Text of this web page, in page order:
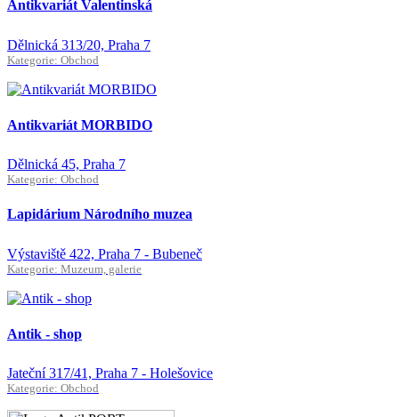
Antikvariát Valentinská
Dělnická 313/20, Praha 7
Kategorie: Obchod
Antikvariát MORBIDO
Dělnická 45, Praha 7
Kategorie: Obchod
Lapidárium Národního muzea
Výstaviště 422, Praha 7 - Bubeneč
Kategorie: Muzeum, galerie
Antik - shop
Jateční 317/41, Praha 7 - Holešovice
Kategorie: Obchod